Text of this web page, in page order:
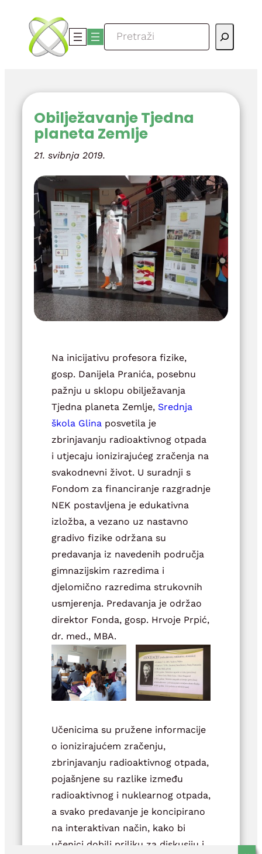
sadržaja
Pretraga
Obilježavanje Tjedna
planeta Zemlje
21. svibnja 2019.
Na inicijativu profesora fizike,
gosp. Danijela Pranića, posebnu
pažnju u sklopu obilježavanja
Tjedna planeta Zemlje, Srednja
škola Glina posvetila je
zbrinjavanju radioaktivnog otpada
i utjecaju ionizirajućeg zračenja na
svakodnevni život. U suradnji s
Fondom za financiranje razgradnje
NEK postavljena je edukativna
izložba, a vezano uz nastavno
gradivo fizike održana su
predavanja iz navedenih područja
gimnazijskim razredima i
djelomično razredima strukovnih
usmjerenja. Predavanja je održao
direktor Fonda, gosp. Hrvoje Prpić,
dr. med., MBA.
Učenicima su pružene informacije
o ionizirajućem zračenju,
zbrinjavanju radioaktivnog otpada,
pojašnjene su razlike između
radioaktivnog i nuklearnog otpada,
a svako predavanje je koncipirano
na interaktivan način, kako bi
učenici dobili priliku za diskusiju i